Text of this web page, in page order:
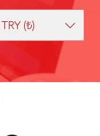
TRY (₺)